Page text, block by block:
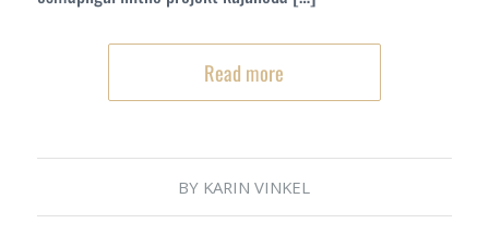
Read more
BY KARIN VINKEL